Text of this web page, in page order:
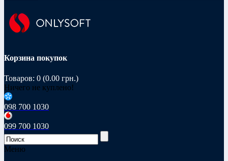
Корзина покупок
Товаров: 0 (0.00 грн.)
Ничего не куплено!
098 700 1030
099 700 1030
Меню